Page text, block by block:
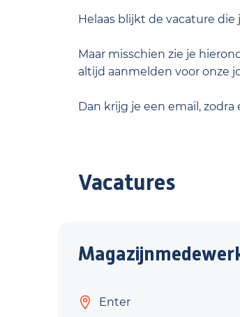
Helaas blijkt de vacature
Maar misschien zie je
altijd aanmelden voor onze
Dan krijg je een email,
Vacatures
Enter